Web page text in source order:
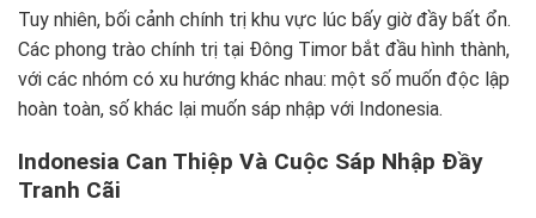
Tuy nhiên, bối cảnh chính trị khu vực lúc bấy giờ đầy bất ổn.
Các phong trào chính trị tại Đông Timor bắt đầu hình thành,
với các nhóm có xu hướng khác nhau: một số muốn độc lập
hoàn toàn, số khác lại muốn sáp nhập với Indonesia.
Indonesia Can Thiệp Và Cuộc Sáp Nhập Đầy
Tranh Cãi